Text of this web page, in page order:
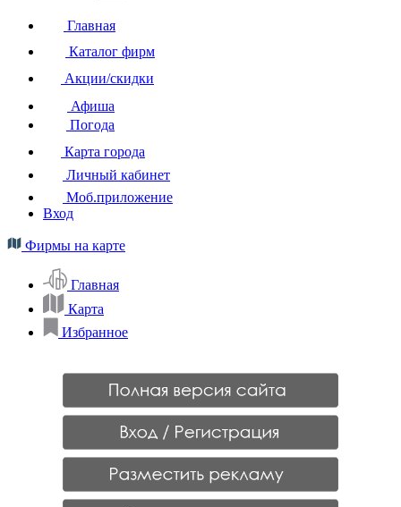
Главная
Каталог фирм
Акции/скидки
Афиша
Погода
Карта города
Личный кабинет
Моб.приложение
Вход
Фирмы на карте
Главная
Карта
Избранное